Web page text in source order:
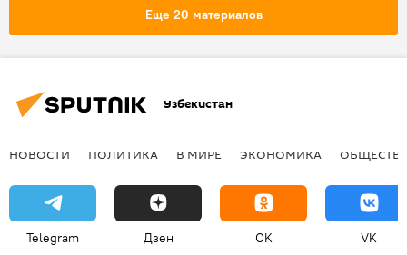
Еще 20 материалов
Узбекистан
НОВОСТИ ПОЛИТИКА В МИРЕ ЭКОНОМИКА
Telegram Дзен OK VK